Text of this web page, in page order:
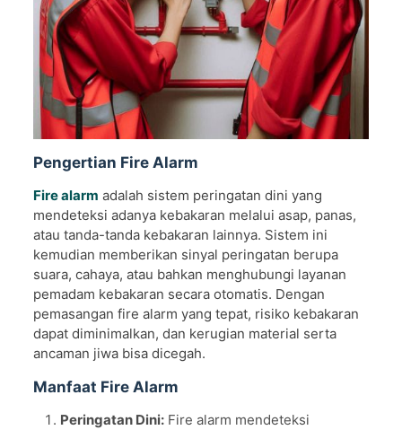
Pengertian Fire Alarm
Fire alarm adalah sistem peringatan dini yang
mendeteksi adanya kebakaran melalui asap, panas,
atau tanda-tanda kebakaran lainnya. Sistem ini
kemudian memberikan sinyal peringatan berupa
suara, cahaya, atau bahkan menghubungi layanan
pemadam kebakaran secara otomatis. Dengan
pemasangan fire alarm yang tepat, risiko kebakaran
dapat diminimalkan, dan kerugian material serta
ancaman jiwa bisa dicegah.
Manfaat Fire Alarm
Peringatan Dini:Fire alarm mendeteksi